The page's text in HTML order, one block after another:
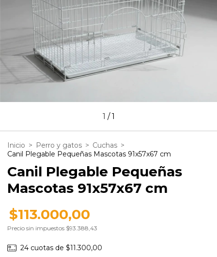
1 /1
Inicio > Perro y gatos > Cuchas >
Canil Plegable Pequeñas Mascotas 91x57x67 cm
Canil Plegable Pequeñas
Mascotas 91x57x67 cm
$113.000,00
Precio sin impuestos $93.388,43
24 cuotas de $11.300,00